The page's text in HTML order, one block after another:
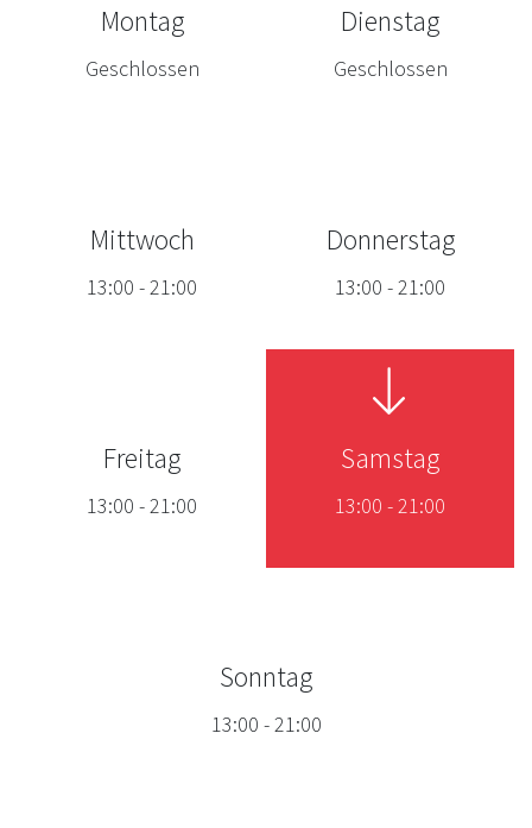
Montag
Geschlossen
Dienstag
Geschlossen
Mittwoch
13:00 -21:00
Donnerstag
13:00 -21:00
Freitag
13:00 -21:00
Samstag
13:00 -21:00
Sonntag
13:00 -21:00